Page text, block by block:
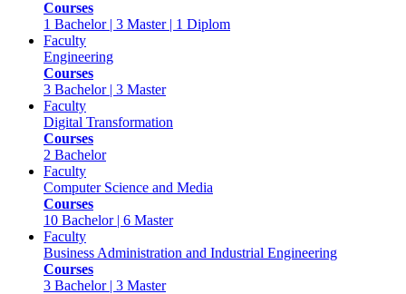
Courses
1 Bachelor | 3 Master | 1 Diplom
Faculty
Engineering
Courses
3 Bachelor | 3 Master
Faculty
Digital Transformation
Courses
2 Bachelor
Faculty
Computer Science and Media
Courses
10 Bachelor | 6 Master
Faculty
Business Administration and Industrial Engineering
Courses
3 Bachelor | 3 Master